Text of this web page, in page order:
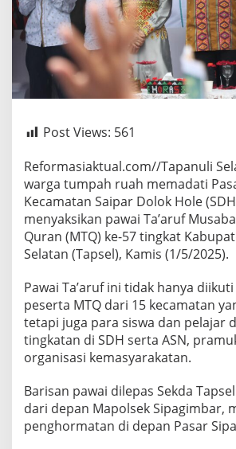
Post Views: 561
Reformasiaktual.com//Tapanuli
warga tumpah ruah memadati
Kecamatan Saipar Dolok Hole
menyaksikan pawai Ta’aruf
Quran (MTQ) ke-57 tingkat
Selatan (Tapsel), Kamis (1/5/2025).
Pawai Ta’aruf ini tidak hanya
peserta MTQ dari 15 kecamatan
tetapi juga para siswa dan pelajar
tingkatan di SDH serta ASN,
organisasi kemasyarakatan.
Barisan pawai dilepas Sekda
dari depan Mapolsek Sipagimbar,
penghormatan di depan Pasar